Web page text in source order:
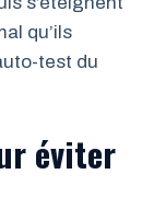
qu’ils
test du
éviter